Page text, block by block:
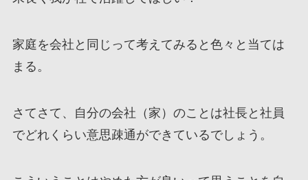
家庭を会社と同じって考えてみると色々と当ては
まる。
さてさて、自分の会社（家）のことは社長と社員
でどれくらい意思疎通ができているでしょう。